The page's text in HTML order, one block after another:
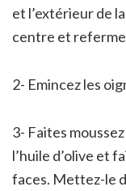
et l’extérieur de
centre et
2- Emincez les
3- Faites
l’huile d’olive et
faces. Mettez-le